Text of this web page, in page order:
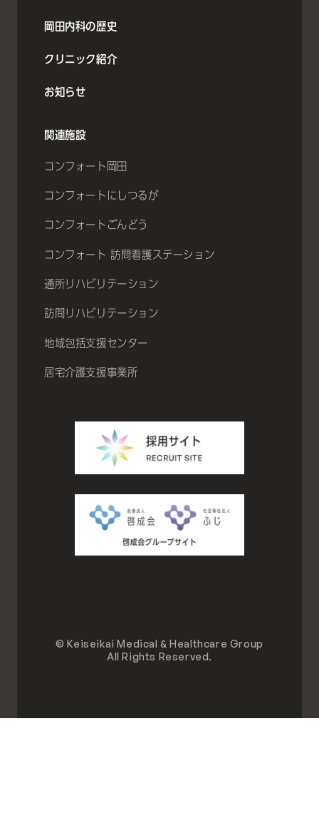
岡田内科の歴史
クリニック紹介
お知らせ
関連施設
コンフォート岡田
コンフォートにしつるが
コンフォートごんどう
コンフォート 訪問看護ステーション
通所リハビリテーション
訪問リハビリテーション
地域包括支援センター
居宅介護支援事業所
© Keiseikai Medical & Healthcare Group
All Rights Reserved.